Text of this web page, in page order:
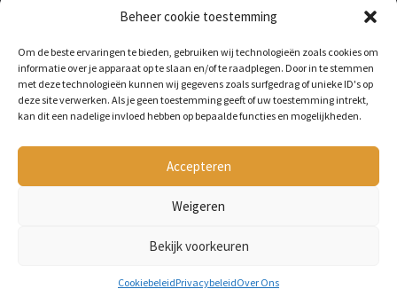
Beheer cookie toestemming
Om de beste ervaringen te bieden, gebruiken wij technologieën zoals cookies om
informatie over je apparaat op te slaan en/of te raadplegen. Door in te stemmen
met deze technologieën kunnen wij gegevens zoals surfgedrag of unieke ID's op
deze site verwerken. Als je geen toestemming geeft of uw toestemming intrekt,
kan dit een nadelige invloed hebben op bepaalde functies en mogelijkheden.
Accepteren
Weigeren
Bekijk voorkeuren
CookiebeleidPrivacybeleidOver Ons
BUITENLAND: HOE HOUD JE
REKENING MET
ONGEWENSTE DIEREN?
BY LILIAN 3 JAAR AGO
Als je op vakantie gaat naar het
buitenland, is niet alleen het cultuur en
de temperatuur anders, ook kan het zijn
dat er verschillende dieren...
Copyright © All rights reserved Petmania.nl.